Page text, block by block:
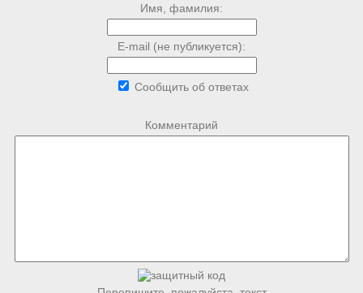
Имя, фамилия:
E-mail (не публикуется):
Сообщить об ответах
Комментарий